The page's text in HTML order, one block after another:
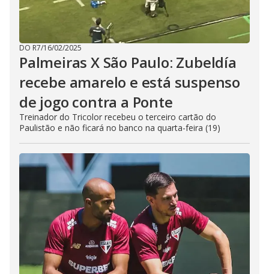
DO R7/16/02/2025
Palmeiras X São Paulo: Zubeldía
recebe amarelo e está suspenso
de jogo contra a Ponte
Treinador do Tricolor recebeu o terceiro cartão do
Paulistão e não ficará no banco na quarta-feira (19)